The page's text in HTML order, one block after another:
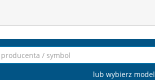
lub wybierz model